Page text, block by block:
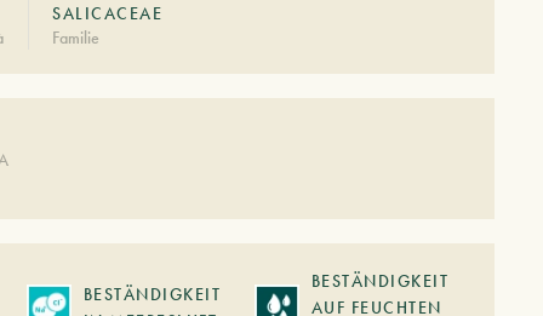
SALICACEAE
Familie
BESTÄNDIGKEIT
BESTÄNDIGKEIT
AUF FEUCHTEN